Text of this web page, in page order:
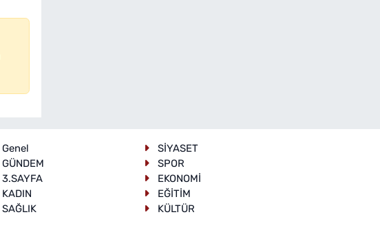
Genel
SİYASET
GÜNDEM
SPOR
3.SAYFA
EKONOMİ
KADIN
EĞİTİM
SAĞLIK
KÜLTÜR